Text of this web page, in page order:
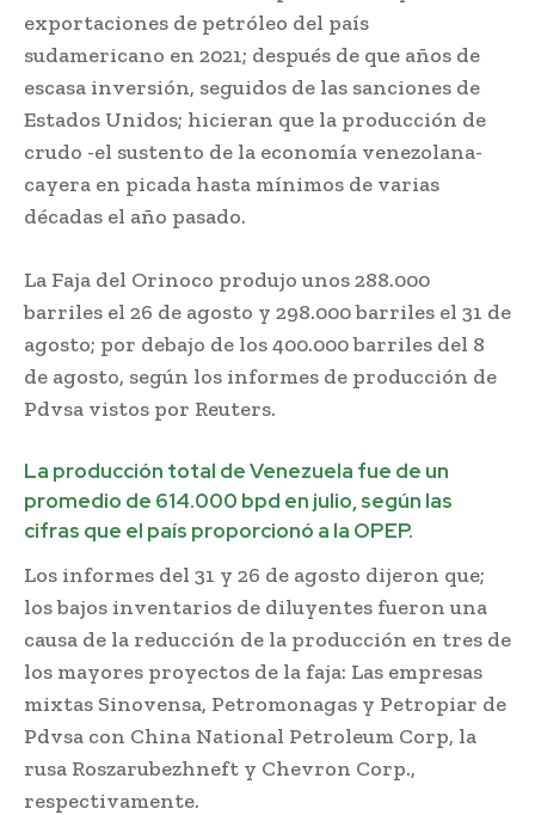
exportaciones de petróleo del país
sudamericano en 2021; después de que años de
escasa inversión, seguidos de las sanciones de
Estados Unidos; hicieran que la producción de
crudo -el sustento de la economía venezolana-
cayera en picada hasta mínimos de varias
décadas el año pasado.
La Faja del Orinoco produjo unos 288.000
barriles el 26 de agosto y 298.000 barriles el 31 de
agosto; por debajo de los 400.000 barriles del 8
de agosto, según los informes de producción de
Pdvsa vistos por Reuters.
La producción total de Venezuela fue de un
promedio de 614.000 bpd en julio, según las
cifras que el país proporcionó a la OPEP.
Los informes del 31 y 26 de agosto dijeron que;
los bajos inventarios de diluyentes fueron una
causa de la reducción de la producción en tres de
los mayores proyectos de la faja: Las empresas
mixtas Sinovensa, Petromonagas y Petropiar de
Pdvsa con China National Petroleum Corp, la
rusa Roszarubezhneft y Chevron Corp.,
respectivamente.